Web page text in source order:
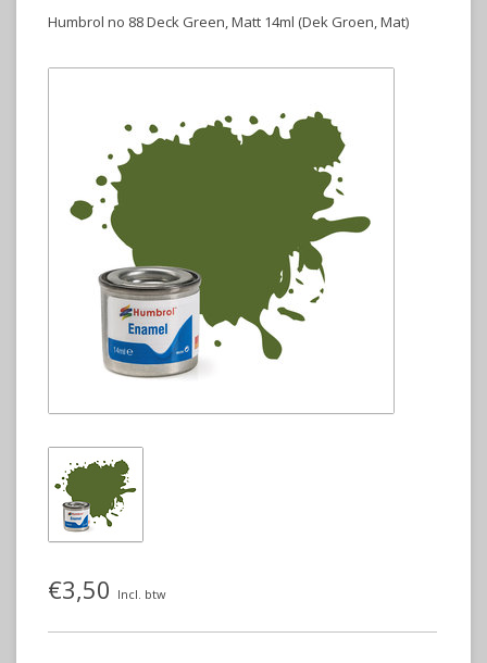
Humbrol no 88 Deck Green, Matt 14ml (Dek Groen, Mat)
€3,50 Incl. btw